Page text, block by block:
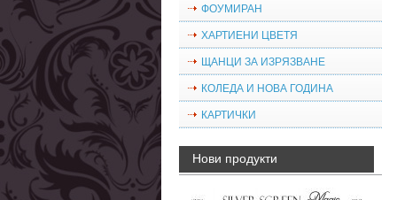
ФОУМИРАН
ХАРТИЕНИ ЦВЕТЯ
ЩАНЦИ ЗА ИЗРЯЗВАНЕ
КОЛЕДА И НОВА ГОДИНА
КАРТИЧКИ
Нови продукти